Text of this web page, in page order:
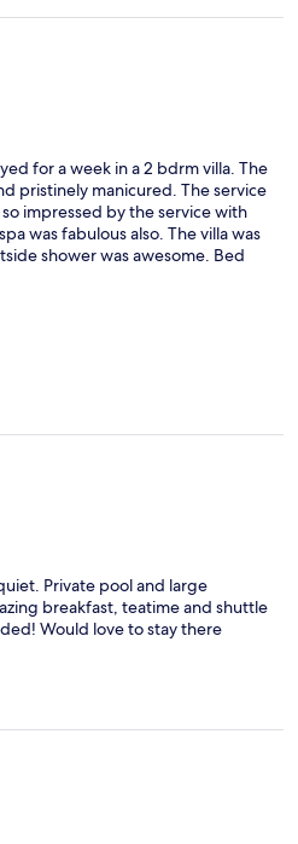
for a week in a 2 bdrm villa. The
pristinely manicured. The service
impressed by the service with
was fabulous also. The villa was
shower was awesome. Bed
Private pool and large
breakfast, teatime and shuttle
Would love to stay there